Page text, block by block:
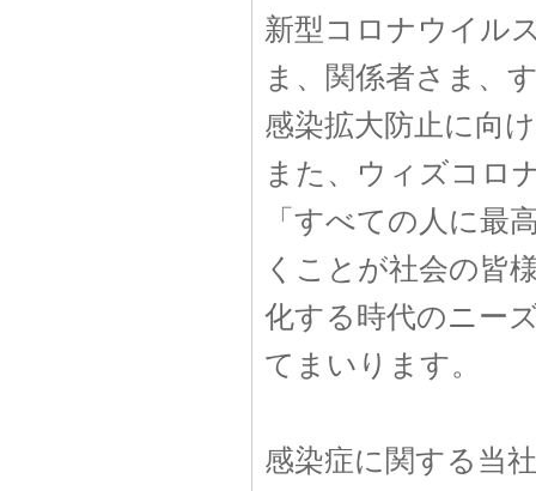
新型コロナウイル
ま、関係者さま、
感染拡大防止に向
また、ウィズコロ
「すべての人に最
くことが社会の皆
化する時代のニー
てまいります。
感染症に関する当